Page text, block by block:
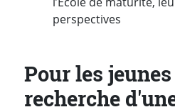
perspectives
Pour les
recherche